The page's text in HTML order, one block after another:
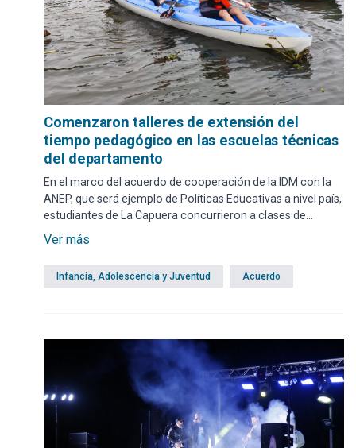
Comenzaron talleres de extensión del
tiempo pedagógico en las escuelas técnicas
del departamento
En el marco del acuerdo de cooperación de la IDM con la
ANEP, que será ejemplo de Políticas Educativas a nivel país,
estudiantes de La Capuera concurrieron a clases de
navegación con la ONG Viento en Popa.
Ver más
Infancia, Adolescencia y Juventud Acuerdo